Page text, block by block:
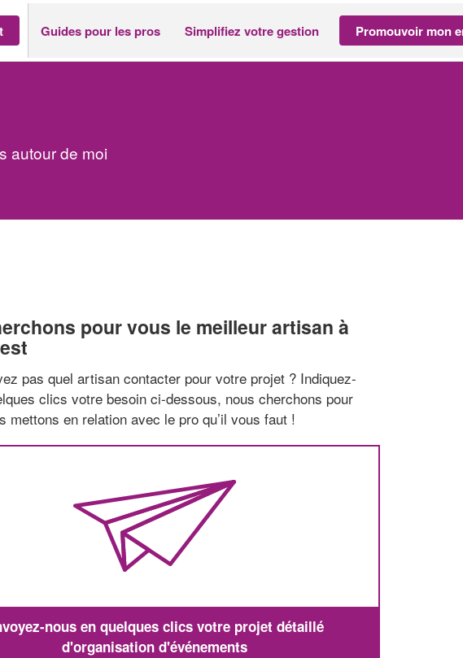
Guides pour les pros Simplifiez votre gestion Promouvoir mon
autour de moi
pour vous le meilleur artisan à
pas quel artisan contacter pour votre projet ? Indiquez-
clics votre besoin ci-dessous, nous cherchons pour
mettons en relation avec le pro qu’il vous faut !
nous en quelques clics votre projet détaillé
d'organisation d'événements